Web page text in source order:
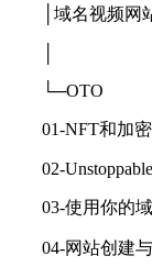
│域名视频网
└─OTO
01-NFT和加
02-
03-使用你的
04-网站创建